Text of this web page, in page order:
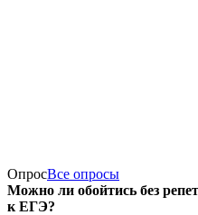
ОпросВсе опросы
Можно ли обойтись без
к ЕГЭ?